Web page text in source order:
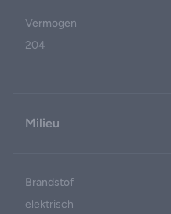
Vermogen
204
Milieu
Brandstof
elektrisch